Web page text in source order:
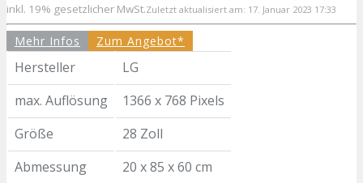
inkl. 19% gesetzlicher MwSt.Zuletzt aktualisiert am: 17. Januar 2023 17:33
Mehr Infos Zum Angebot*
Hersteller
LG
max. Auflösung
1366 x 768 Pixels
Größe
28 Zoll
Abmessung
20 x 85 x 60 cm